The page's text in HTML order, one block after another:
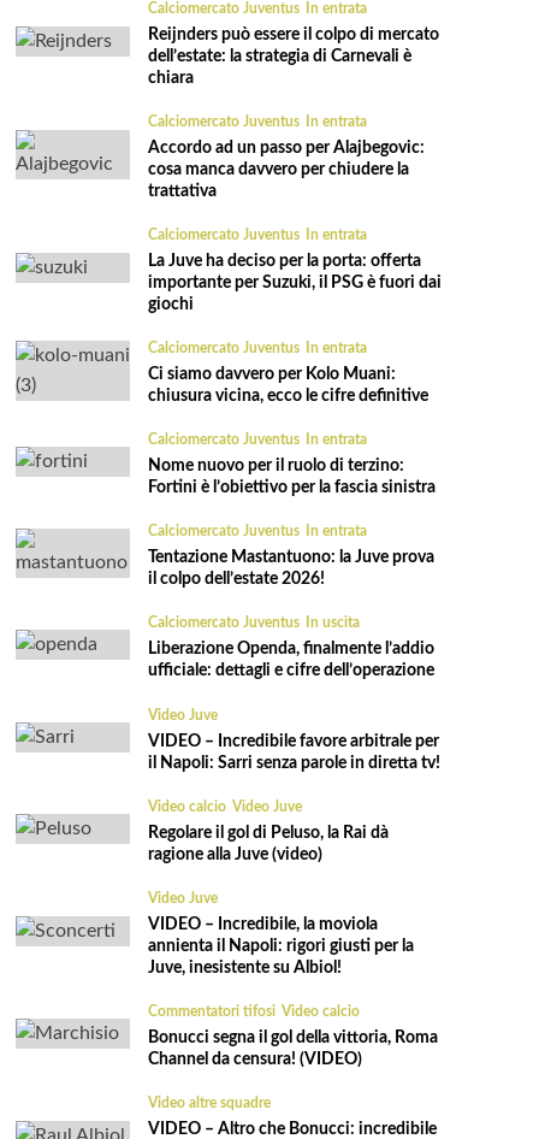
Calciomercato Juventus In entrata
Reijnders può essere il colpo di mercato
dell’estate: la strategia di Carnevali è
chiara
Calciomercato Juventus In entrata
Accordo ad un passo per Alajbegovic:
cosa manca davvero per chiudere la
trattativa
Calciomercato Juventus In entrata
La Juve ha deciso per la porta: offerta
importante per Suzuki, il PSG è fuori dai
giochi
Calciomercato Juventus In entrata
Ci siamo davvero per Kolo Muani:
chiusura vicina, ecco le cifre definitive
Calciomercato Juventus In entrata
Nome nuovo per il ruolo di terzino:
Fortini è l’obiettivo per la fascia sinistra
Calciomercato Juventus In entrata
Tentazione Mastantuono: la Juve prova
il colpo dell’estate 2026!
Calciomercato Juventus In uscita
Liberazione Openda, finalmente l’addio
ufficiale: dettagli e cifre dell’operazione
Video Juve
VIDEO – Incredibile favore arbitrale per
il Napoli: Sarri senza parole in diretta tv!
Video calcio Video Juve
Regolare il gol di Peluso, la Rai dà
ragione alla Juve (video)
Video Juve
VIDEO – Incredibile, la moviola
annienta il Napoli: rigori giusti per la
Juve, inesistente su Albiol!
Commentatori tifosi Video calcio
Bonucci segna il gol della vittoria, Roma
Channel da censura! (VIDEO)
Video altre squadre
VIDEO – Altro che Bonucci: incredibile